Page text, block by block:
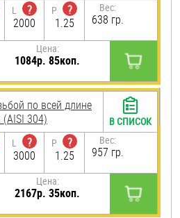
L
?
2000
P
?
1.25
Вес:
638 гр.
Цена:
1084р. 85коп.
по всей длине
304)
L
?
3000
P
?
1.25
Вес:
957 гр.
Цена:
2167р. 35коп.
В СПИСОК